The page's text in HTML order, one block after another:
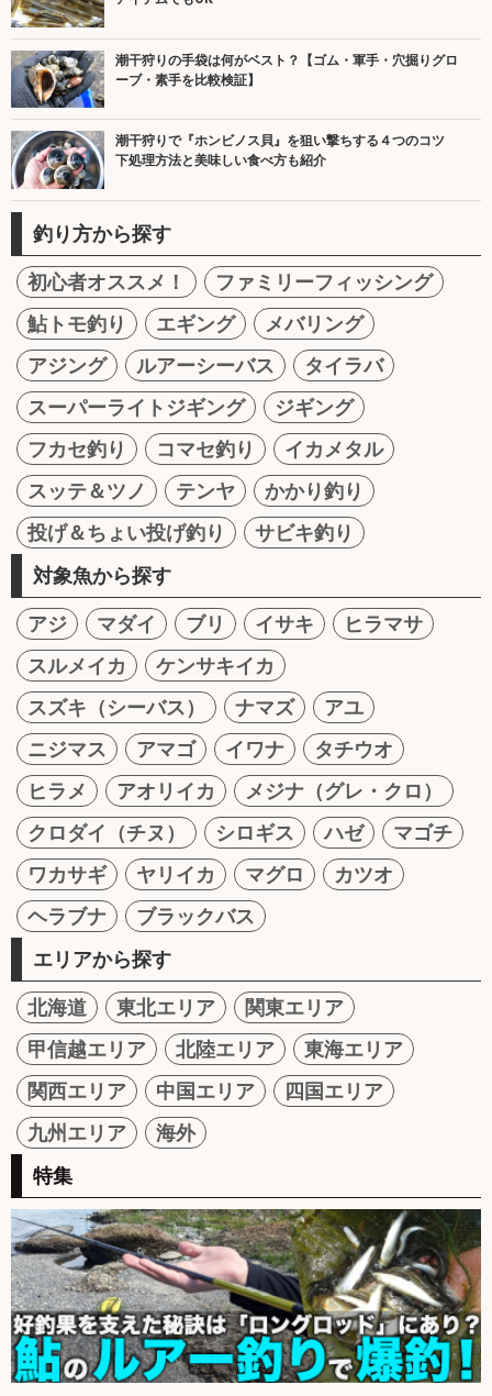
潮干狩りの手袋は何がベスト？【ゴム・軍手・穴掘りグロ
ーブ・素手を比較検証】
潮干狩りで『ホンビノス貝』を狙い撃ちする４つのコツ
下処理方法と美味しい食べ方も紹介
釣り方から探す
初心者オススメ！
ファミリーフィッシング
鮎トモ釣り
エギング
メバリング
アジング
ルアーシーバス
タイラバ
スーパーライトジギング
ジギング
フカセ釣り
コマセ釣り
イカメタル
スッテ＆ツノ
テンヤ
かかり釣り
投げ＆ちょい投げ釣り
サビキ釣り
対象魚から探す
アジ マダイ ブリ イサキ
ヒラマサ
スルメイカ
ケンサキイカ
スズキ（シーバス）
ナマズ
アユ
ニジマス
アマゴ イワナ
タチウオ
ヒラメ
アオリイカ
メジナ（グレ・クロ）
クロダイ（チヌ）
シロギス ハゼ
マゴチ
ワカサギ
ヤリイカ マグロ
カツオ
ヘラブナ
ブラックバス
エリアから探す
北海道 東北エリア
関東エリア
甲信越エリア
北陸エリア
東海エリア
関西エリア
中国エリア
四国エリア
九州エリア
海外
特集